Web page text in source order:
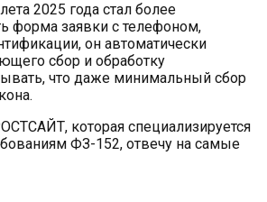
2025 года стал более
форма заявки с телефоном,
он автоматически
сбор и обработку
что даже минимальный сбор
которая специализируется
ФЗ-152, отвечу на самые